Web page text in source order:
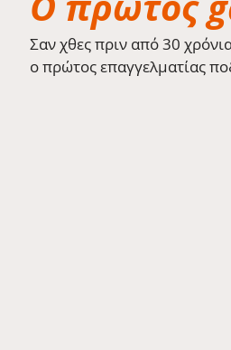
Σαν χθες πριν από 30
ο πρώτος επαγγελματίας